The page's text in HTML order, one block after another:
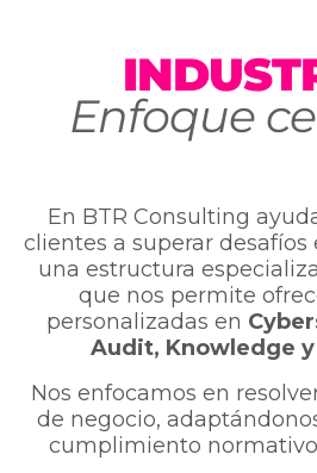
Enfoque
En BTR Consulting
clientes a superar desafíos
una estructura
que nos permite
personalizadas en
Audit, Knowledge
Nos enfocamos en
de negocio,
cumplimiento